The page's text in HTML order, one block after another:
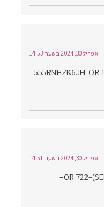
אפריל 30, 2024 בשעה 14:53
555RNHZK6JH' OR
אפריל 30, 2024 בשעה 14:51